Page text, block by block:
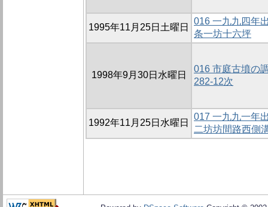
1995年11月25日土曜日
016 一九九四年
条一坊十六坪
1998年9月30日水曜日
016 市庭古墳の
282-12次
1992年11月25日水曜日
017 一九九一年
二坊坊間路西側